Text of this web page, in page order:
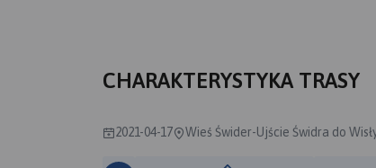
CHARAKTERYSTYKA TRASY
2021-04-17 Wieś Świder-Ujście Świdra do